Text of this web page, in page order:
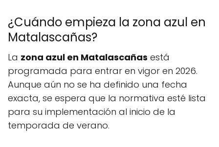
¿Cuándo empieza la zona azul en
Matalascañas?
La zona azul en Matalascañas está
programada para entrar en vigor en 2026.
Aunque aún no se ha definido una fecha
exacta, se espera que la normativa esté lista
para su implementación al inicio de la
temporada de verano.